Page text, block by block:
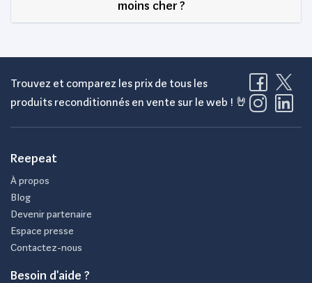
moins cher ?
Trouvez et comparez les prix de tous les
produits reconditionnés en vente sur le web ! 🤘
Reepeat
À propos
Blog
Devenir partenaire
Espace presse
Contactez-nous
Besoin d'aide ?